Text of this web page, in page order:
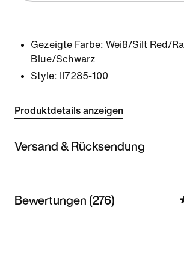
Gezeigte Farbe: Weiß/Silt Red/
Blue/Schwarz
Style:
II7285-100
Produktdetails anzeigen
Versand & Rücksendung
Bewertungen (276)